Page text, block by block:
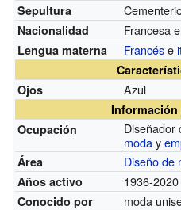
Sepultura
Nacionalidad Francesa
Lengua materna Francése
Ojos
Azul
Ocupación
moday
Área Diseño de
Años activo 1936-2020
Conocido por moda